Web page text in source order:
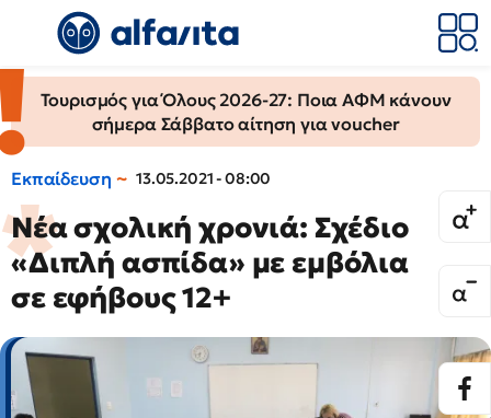
Τουρισμός για Όλους 2026-27: Ποια ΑΦΜ κάνουν
σήμερα Σάββατο αίτηση για voucher
Εκπαίδευση 13.05.2021 - 08:00
Νέα σχολική χρονιά: Σχέδιο
«Διπλή ασπίδα» με εμβόλια
σε εφήβους 12+